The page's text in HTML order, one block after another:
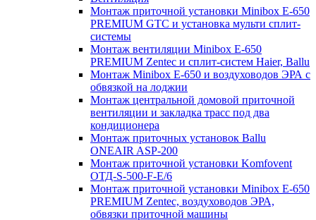
Монтаж приточной установки Minibox E-650
PREMIUM GTC и установка мульти сплит-
системы
Монтаж вентиляции Minibox E-650
PREMIUM Zentec и сплит-систем Haier, Ballu
Монтаж Minibox E-650 и воздуховодов ЭРА с
обвязкой на лоджии
Монтаж центральной домовой приточной
вентиляции и закладка трасс под два
кондиционера
Монтаж приточных установок Ballu
ONEAIR ASP-200
Монтаж приточной установки Komfovent
ОТД-S-500-F-E/6
Монтаж приточной установки Minibox E-650
PREMIUM Zentec, воздуховодов ЭРА,
обвязки приточной машины